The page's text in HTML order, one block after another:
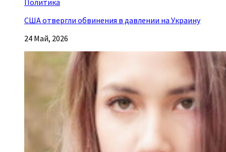
США отвергли обвинения в давлении на Украину
24 Май, 2026